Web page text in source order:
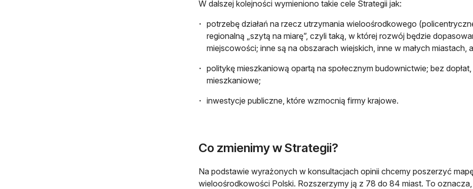
W dalszej kolejności wymieniono takie cele Strategii jak:
potrzebę działań na rzecz utrzymania wieloośrodkowego
regionalną „szytą na miarę”, czyli taką, w której rozwój będzie
miejscowości; inne są na obszarach wiejskich, inne w małych miastach,
politykę mieszkaniową opartą na społecznym budownictwie; bez
mieszkaniowe;
inwestycje publiczne, które wzmocnią firmy krajowe.
Co zmienimy w Strategii?
Na podstawie wyrażonych w konsultacjach opinii chcemy poszerzyć
wieloośrodkowości Polski. Rozszerzymy ją z 78 do 84 miast. To